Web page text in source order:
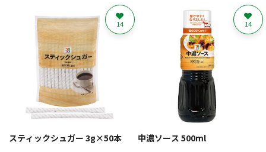
スティックシュガー 3g×50本
14
中濃ソース 500ml
14